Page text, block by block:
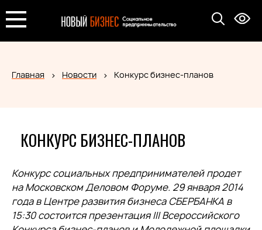
Главная Новости Конкурс бизнес-планов
КОНКУРС БИЗНЕС-ПЛАНОВ
Конкурс социальных предпринимателей продет
на Московском Деловом Форуме. 29 января 2014
года в Центре развития бизнеса СБЕРБАНКА в
15:30 состоится презентация III Всероссийского